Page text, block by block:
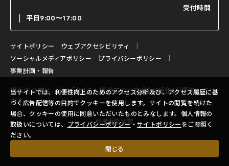
当サイトでは、利便性向上のためのアクセス分析及び、アクセス履歴に基
づく広告配信等の目的でクッキーを使用します。サイトの閲覧を続けた
場合、クッキーの使用に同意いただいたものとみなします。個人情報の
取扱いについては、 プライバシーポリシー・サイトポリシーをご参照く
ださい。
閉じる
よくいただくご質問
お問い合わせ
受付時間
平日9:00〜17:00
サイトポリシー
ウェブアクセシビリティ
ソーシャルメディアポリシー
プライバシーポリシー
事業計画・報告
横浜能楽堂は、公益財団法人横浜市芸術文化振興財団が運営してい
ます。
©横浜能楽堂